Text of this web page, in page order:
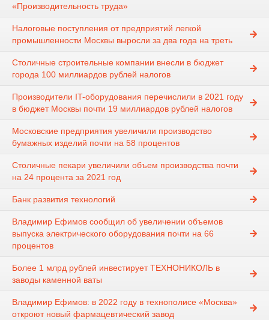
«Производительность труда»
Налоговые поступления от предприятий легкой
промышленности Москвы выросли за два года на треть
Столичные строительные компании внесли в бюджет
города 100 миллиардов рублей налогов
Производители IT-оборудования перечислили в 2021 году
в бюджет Москвы почти 19 миллиардов рублей налогов
Московские предприятия увеличили производство
бумажных изделий почти на 58 процентов
Столичные пекари увеличили объем производства почти
на 24 процента за 2021 год
Банк развития технологий
Владимир Ефимов сообщил об увеличении объемов
выпуска электрического оборудования почти на 66
процентов
Более 1 млрд рублей инвестирует ТЕХНОНИКОЛЬ в
заводы каменной ваты
Владимир Ефимов: в 2022 году в технополисе «Москва»
откроют новый фармацевтический завод